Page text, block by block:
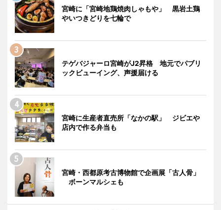
宮崎に「宮崎地鶏焼肉しゃもや」 黒岩土鶏
やいつきどりを七輪で
テゲバジャーロ宮崎がJ2昇格 地元でパブリ
ックビューイング、声援届ける
宮崎に生産者直売所「なかの駅」 ジビエや
店内で作る弁当も
宮崎・西都原考古博物館で企画展「古人骨」
ボーンマルシェも